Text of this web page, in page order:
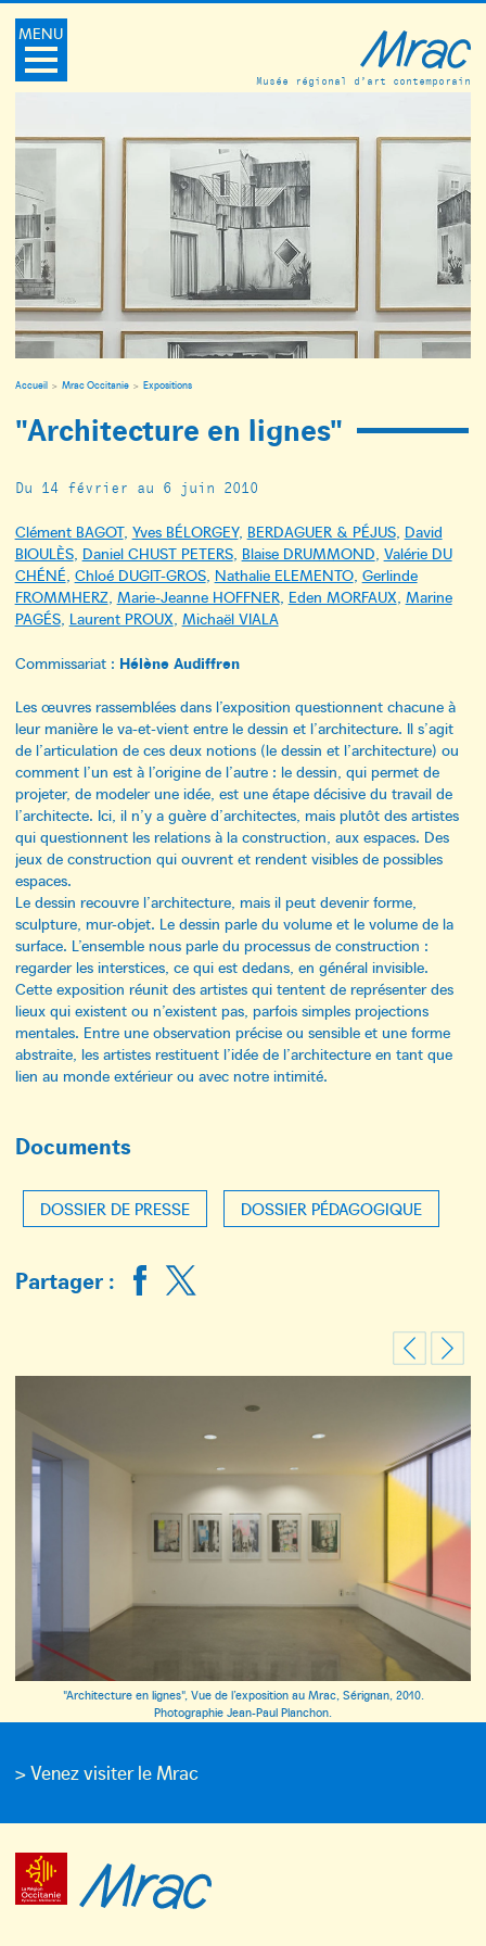
MENU
Musée régional d’art contemporain
Accueil Mrac Occitanie Expositions
"Architecture en lignes"
Du 14 février au 6 juin 2010
Clément BAGOT, Yves BÉLORGEY, BERDAGUER & PÉJUS, David
BIOULÈS, Daniel CHUST PETERS, Blaise DRUMMOND Valérie DU
CHÉNÉ Chloé DUGIT-GROS, Nathalie ELEMENTO, Gerlinde
FROMMHERZ, Marie-Jeanne HOFFNER, Eden MORFAUX Marine
PAGÉS, Laurent PROUX Michaël VIALA
Commissariat : Hélène Audiffren
Les œuvres rassemblées dans l’exposition questionnent chacune à
leur manière le va-et-vient entre le dessin et l’architecture. Il s’agit
de l’articulation de ces deux notions (le dessin et l’architecture) ou
comment l’un est à l’origine de l’autre : le dessin, qui permet de
projeter, de modeler une idée, est une étape décisive du travail de
l’architecte. Ici, il n’y a guère d’architectes, mais plutôt des artistes
qui questionnent les relations à la construction, aux espaces. Des
jeux de construction qui ouvrent et rendent visibles de possibles
espaces.
Le dessin recouvre l’architecture, mais il peut devenir forme,
sculpture, mur-objet. Le dessin parle du volume et le volume de la
surface. L’ensemble nous parle du processus de construction :
regarder les interstices, ce qui est dedans, en général invisible.
Cette exposition réunit des artistes qui tentent de représenter des
lieux qui existent ou n’existent pas, parfois simples projections
mentales. Entre une observation précise ou sensible et une forme
abstraite, les artistes restituent l’idée de l’architecture en tant que
lien au monde extérieur ou avec notre intimité.
Documents
DOSSIER DE PRESSE DOSSIER PÉDAGOGIQUE
Partager :
Previous
"Architecture en lignes", Vue de l’exposition au Mrac, Sérignan, 2010.
Photographie Jean-Paul Planchon.
Next
> Venez visiter le Mrac